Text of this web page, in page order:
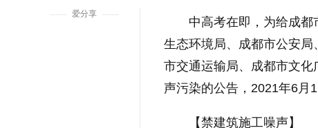
爱分享
中高考在即，为给成
生态环境局、成都市公安
市交通运输局、成都市文
声污染的公告，2021年6月
【禁建筑施工噪声】